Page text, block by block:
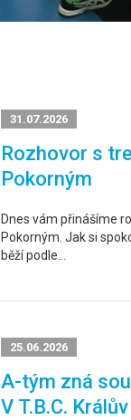
31.07.2026
Rozhovor s
Pokorným
Dnes vám přinášíme
Pokorným. Jak si
běží podle…
25.06.2026
A-tým zná
V T.B.C.